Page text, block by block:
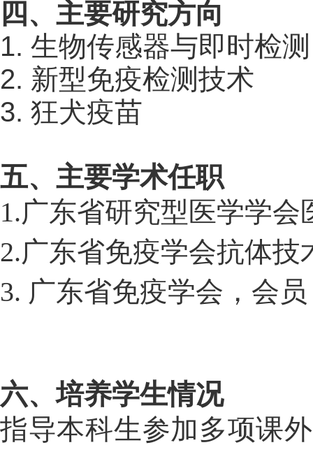
四、主要研究方向
1. 生物传感器与即时检测
2. 新型免疫检测技术
3. 狂犬疫苗
五、主要学术任职
1.广东省研究型医学学
2.广东省免疫学会抗体
3. 广东省免疫学会，会员
六、培养学生情况
指导本科生参加多项课